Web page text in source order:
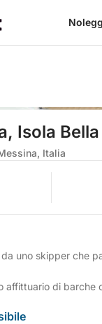
Isola
Italia
uno skipper che
affittuario di